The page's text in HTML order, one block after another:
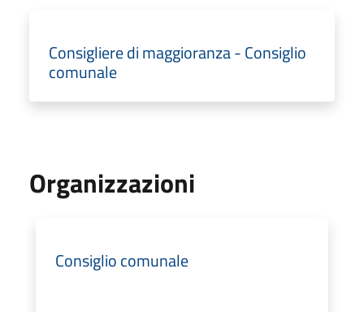
Consigliere di maggioranza - Consiglio
comunale
Organizzazioni
Consiglio comunale